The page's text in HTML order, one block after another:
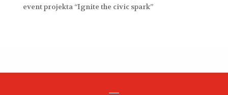
event projekta “Ignite the civic spark”